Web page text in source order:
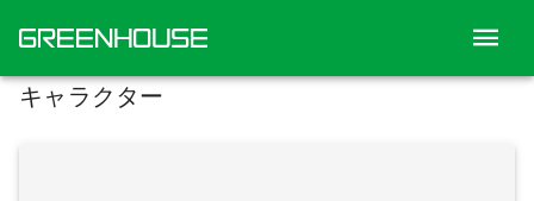
ホーム / キャラクター
キャラクター